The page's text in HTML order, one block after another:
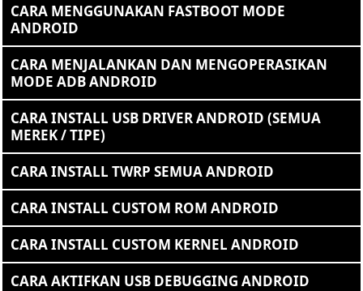
CARA MENGGUNAKAN FASTBOOT MODE
ANDROID
CARA MENJALANKAN DAN MENGOPERASIKAN
MODE ADB ANDROID
CARA INSTALL USB DRIVER ANDROID (SEMUA
MEREK / TIPE)
CARA INSTALL TWRP SEMUA ANDROID
CARA INSTALL CUSTOM ROM ANDROID
CARA INSTALL CUSTOM KERNEL ANDROID
CARA AKTIFKAN USB DEBUGGING ANDROID